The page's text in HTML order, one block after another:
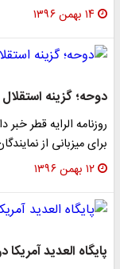
۱۴ بهمن ۱۳۹۶
دوحه؛ گزینه استقلال
برای میزبانی از
۱۲ بهمن ۱۳۹۶
پایگاه العدید